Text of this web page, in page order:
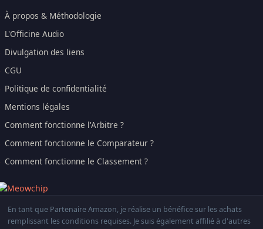
À propos & Méthodologie
L'Officine Audio
Divulgation des liens
CGU
Politique de confidentialité
Mentions légales
Comment fonctionne l'Arbitre ?
Comment fonctionne le Comparateur ?
Comment fonctionne le Classement ?
En tant que Partenaire Amazon, je réalise un bénéfice sur les achats
remplissant les conditions requises. Je suis également affilié à d'autres